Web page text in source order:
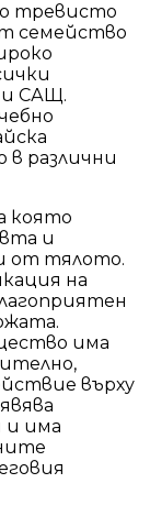
тревисто
семейство
и САЩ.
в различни
която
и
от тялото.
на
има
върху
и има